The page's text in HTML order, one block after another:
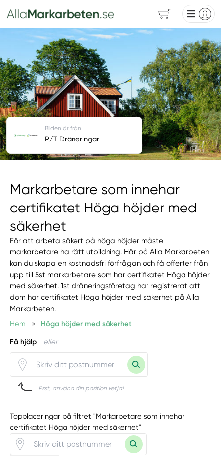
Markarbetare som innehar
certifikatet Höga höjder med
säkerhet
För att arbeta säkert på höga höjder måste
markarbetare ha rätt utbildning. Här på Alla Markarbeten
kan du skapa en kostnadsfri förfrågan och få offerter från
upp till 5st markarbetare som har certifikatet Höga höjder
med säkerhet. 1st dräneringsföretag har registrerat att
dom har certifikatet Höga höjder med säkerhet på Alla
Markarbeten.
Hem
» Höga höjder med säkerhet
Få hjälp eller
Psst, använd din position vetja!
Bilden är från
P/T Dräneringar
Topplaceringar på filtret "Markarbetare som innehar
certifikatet Höga höjder med säkerhet"